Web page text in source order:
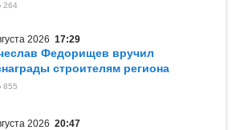
264
2026 17:29
Федорищев вручил
строителям региона
855
2026 20:47